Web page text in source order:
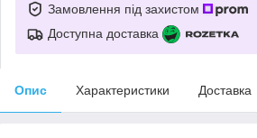
Замовлення під захистом
Доступна доставка
Опис Характеристики Доставка